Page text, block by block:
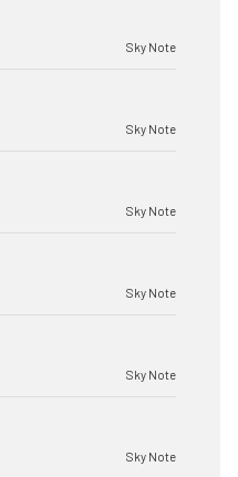
Sky Note
Sky Note
Sky Note
Sky Note
Sky Note
Sky Note